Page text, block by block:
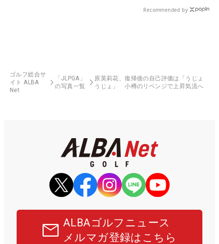
Recommended by
ゴルフ総合サ
イト ALBA
Net
「JLPGA」
の写真一覧
原英莉花、復帰後の自己評価は「うじょ
うじょ」 小樽のリベンジで上昇気流へ
ALBAゴルフニュース
メルマガ登録はこちら